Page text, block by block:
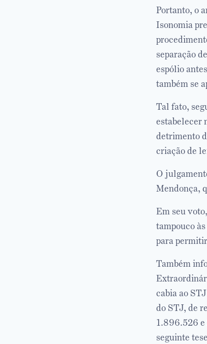
Portanto, o
Isonomia
separação
espólio
também se
Tal fato,
estabelecer
detrimento
criação de
O
Mendonça,
Em seu
tampouco
para
Também
cabia ao
do STJ, de
1.896.526 e
seguinte